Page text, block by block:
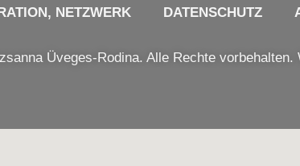
NETZWERK DATENSCHUTZ
Üveges-Rodina. Alle Rechte vorbehalten.